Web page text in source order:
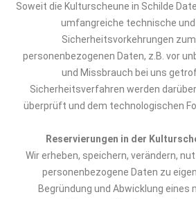
Soweit die Kulturscheune in Schilde
umfangreiche technische
Sicherheitsvorkehrungen
personenbezogenen Daten, z.B. vor
und Missbrauch bei uns
Sicherheitsverfahren werden
überprüft und dem technologischen
Reservierungen in der
Wir erheben, speichern, verändern,
personenbezogene Daten zu
Begründung und Abwicklung eines